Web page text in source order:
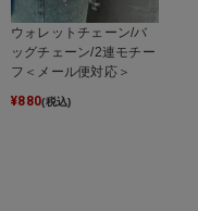
ウォレットチェーン/バ
ッグチェーン/2連モチー
フ＜メール便対応＞
¥880(税込)